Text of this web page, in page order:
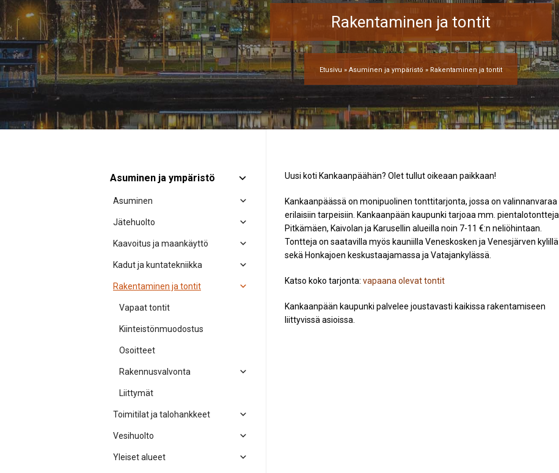
Rakentaminen ja tontit
Etusivu » Asuminen ja ympäristö » Rakentaminen ja tontit
Uusi koti Kankaanpäähän? Olet tullut oikeaan paikkaan!
Kankaanpäässä on monipuolinen tonttitarjonta, jossa on valinnanvaraa
erilaisiin tarpeisiin. Kankaanpään kaupunki tarjoaa mm. pientalotontteja
Pitkämäen, Kaivolan ja Karusellin alueilla noin 7-11 €:n neliöhintaan.
Tontteja on saatavilla myös kauniilla Veneskosken ja Venesjärven kylillä
sekä Honkajoen keskustaajamassa ja Vatajankylässä.
Katso koko tarjonta: vapaana olevat tontit
Kankaanpään kaupunki palvelee joustavasti kaikissa rakentamiseen
liittyvissä asioissa.
Asuminen ja ympäristö
Asuminen
Jätehuolto
Kaavoitus ja maankäyttö
Kadut ja kuntatekniikka
Rakentaminen ja tontit
Vapaat tontit
Kiinteistönmuodostus
Osoitteet
Rakennusvalvonta
Liittymät
Toimitilat ja talohankkeet
Vesihuolto
Yleiset alueet